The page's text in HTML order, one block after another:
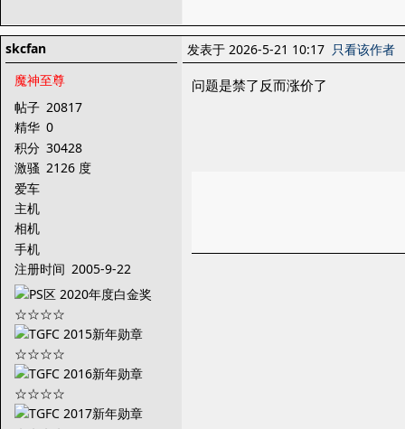
skcfan
魔神至尊
帖子 20817
精华 0
积分 30428
激骚 2126 度
爱车
主机
相机
手机
注册时间 2005-9-22
发表于 2026-5-21 10:17 只看该作者
问题是禁了反而涨价了